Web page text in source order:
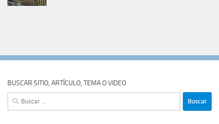
BUSCAR SITIO, ARTÍCULO, TEMA O VIDEO
Buscar: